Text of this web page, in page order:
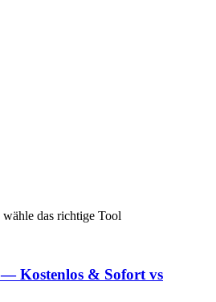
das richtige Tool
Kostenlos & Sofort vs